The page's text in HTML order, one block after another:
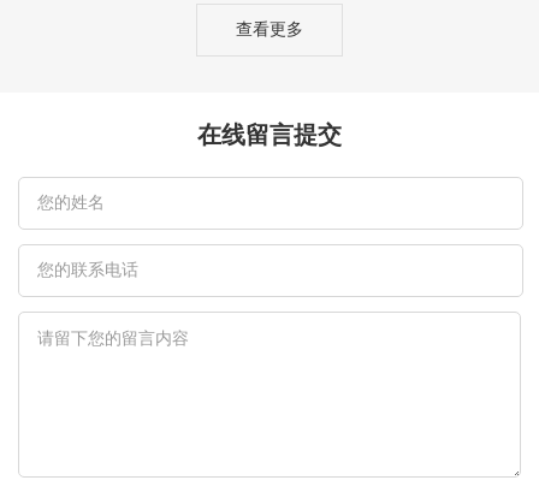
查看更多
在线留言提交